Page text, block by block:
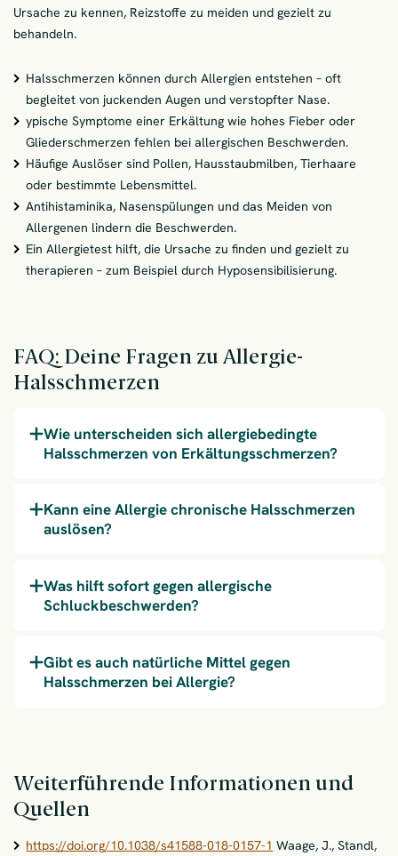
Ursache zu kennen, Reizstoffe zu meiden und gezielt zu
behandeln.
Halsschmerzen können durch Allergien entstehen – oft
begleitet von juckenden Augen und verstopfter Nase.
ypische Symptome einer Erkältung wie hohes Fieber oder
Gliederschmerzen fehlen bei allergischen Beschwerden.
Häufige Auslöser sind Pollen, Hausstaubmilben, Tierhaare
oder bestimmte Lebensmittel.
Antihistaminika, Nasenspülungen und das Meiden von
Allergenen lindern die Beschwerden.
Ein Allergietest hilft, die Ursache zu finden und gezielt zu
therapieren – zum Beispiel durch Hyposensibilisierung.
FAQ: Deine Fragen zu Allergie-
Halsschmerzen
Wie unterscheiden sich allergiebedingte
Halsschmerzen von Erkältungsschmerzen?
Kann eine Allergie chronische Halsschmerzen
auslösen?
Was hilft sofort gegen allergische
Schluckbeschwerden?
Gibt es auch natürliche Mittel gegen
Halsschmerzen bei Allergie?
Weiterführende Informationen und
Quellen
https://doi.org/10.1038/s41588-018-0157-1 Waage, J., Standl,